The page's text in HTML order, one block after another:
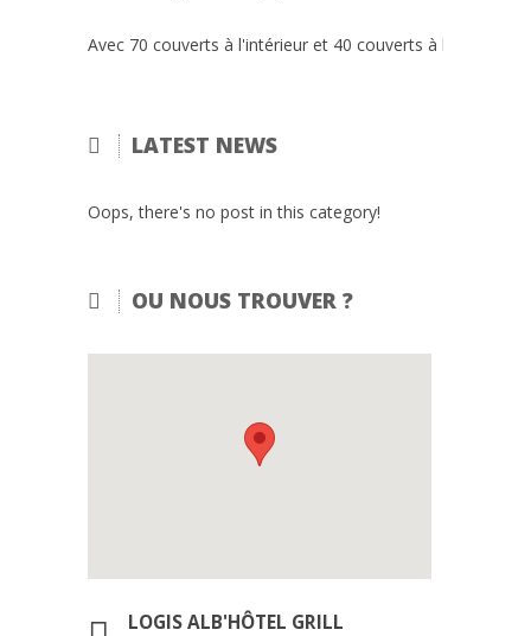
Avec 70 couverts à l'intérieur et 40 couverts à
LATEST NEWS
Oops, there's no post in this category!
OU NOUS TROUVER ?
LOGIS ALB'HÔTEL GRILL